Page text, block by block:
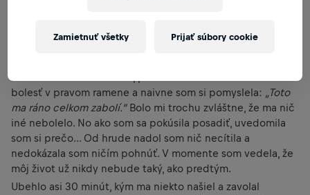
štvormetrovým rebríkom som sa pošmykla a dopadla na
bolesť v pravom ramene a naivne som si pomyslela: „Toto
ma ráno celkom zabolí.“Bolo mi trochu zvláštne, že ma nič
iné nebolelo. No ako som sa pokúsila posadiť, uvedomila
som si prečo... Od hrude nadol som nič necítila a
nedokázala som ničím pohnúť. V momente som vedela, že
môj život už nikdy nebude taký, ako predtým.
Ubehlo asi 30 minút, kým ma niekto našiel a zavolal
Zamietnuť všetky Prijať súbory cookie